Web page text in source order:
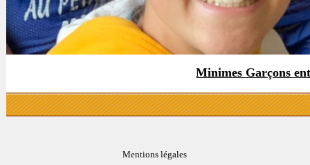
Minimes Garçons
Mentions légales